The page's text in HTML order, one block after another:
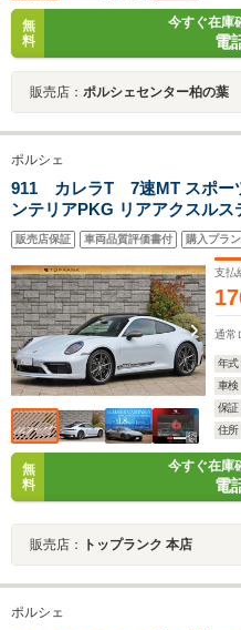
無
料
今すぐ在庫
電
販売店： ポルシェセンター柏の葉
ポルシェ
911 カレラT 7速MT スポー
ンテリアPKG リアアクスル
カラー アイスグレー 左ハンド
販売店保証 車両品質評価書付 購入プラ
支払
通常
年式
車検
保証
住所
無
料
今すぐ在庫
電
販売店： トップランク 本店
ポルシェ